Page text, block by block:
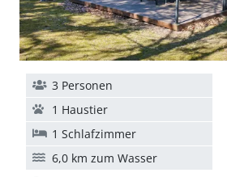
3 Personen
1 Haustier
1 Schlafzimmer
6,0 km zum Wasser